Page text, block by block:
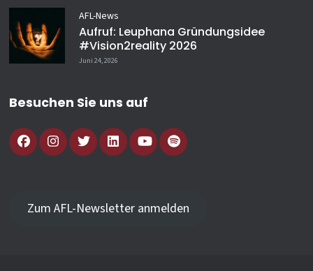
AFL-News
Aufruf: Leuphana Gründungsidee
#vision2reality 2026
Juni 24, 2026
Besuchen Sie uns auf
Zum AFL-Newsletter anmelden